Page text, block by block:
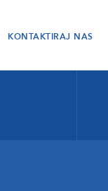
KONTAKTIRAJ NAS